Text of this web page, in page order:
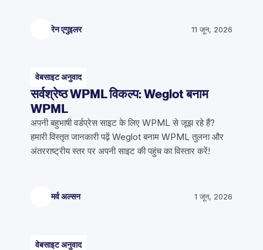
रेन एगुइलर 11 जून, 2026
वेबसाइट अनुवाद
सर्वश्रेष्ठ WPML विकल्प: Weglot बनाम
WPML
अपनी बहुभाषी वर्डप्रेस साइट के लिए WPML से जूझ रहे हैं?
हमारी विस्तृत जानकारी पढ़ें Weglot बनाम WPML तुलना और
अंतरराष्ट्रीय स्तर पर अपनी साइट की पहुंच का विस्तार करें!
मर्व अल्सन 1 जून, 2026
वेबसाइट अनुवाद